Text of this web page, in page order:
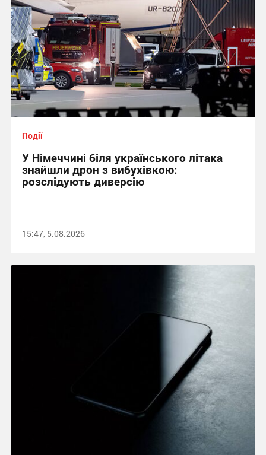
Події
У Німеччині біля українського літака
знайшли дрон з вибухівкою:
розслідують диверсію
15:47, 5.08.2026